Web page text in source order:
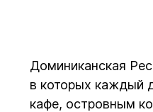
Доминиканская
в которых каждый
кафе, островным